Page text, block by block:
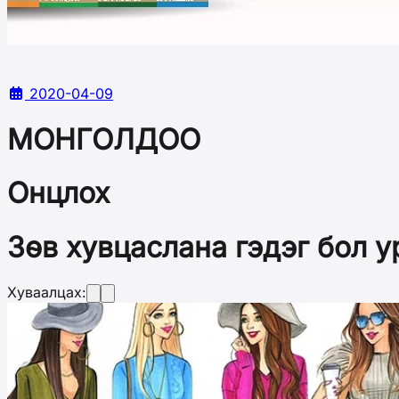
2020-04-09
МОНГОЛДОО
Онцлох
Зөв хувцаслана гэдэг бол
Хуваалцах: